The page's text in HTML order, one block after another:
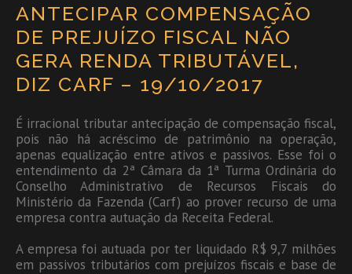
ANTECIPAR COMPENSAÇÃO
DE PREJUÍZO FISCAL NÃO
GERA RENDA TRIBUTÁVEL,
DIZ CARF – 19/10/2017
É irracional tributar antecipação de compensação fiscal,
pois não há acréscimo de patrimônio na operação,
apenas equalização entre ativos e passivos. Esse foi o
entendimento da 2ª Câmara da 1ª Turma Ordinária do
Conselho Administrativo de Recursos Fiscais do
Ministério da Fazenda (Carf) ao prover recurso de uma
empresa contra autuação da Receita Federal.
A empresa foi autuada por ter liquidado R$ 9,7 milhões
em passivos tributários com prejuízos fiscais e base de